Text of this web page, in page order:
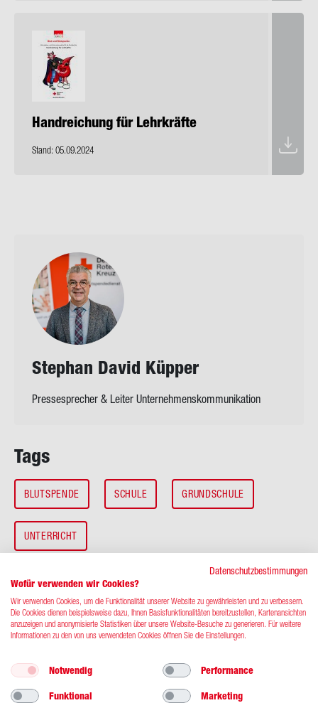
Hand­rei­chung für Lehr­kräf­te
Stand: 05.09.2024
Ste­phan David Küp­per
Pressesprecher & Leiter Unternehmenskommunikation
Tags
BLUTSPENDE SCHULE GRUNDSCHULE
UNTERRICHT
Impressum
Datenschutzbestimmungen
Wofür verwenden wir Cookies?
Wir verwenden Cookies, um die Funktionalität unserer Website zu gewährleisten und zu verbessern.
Die Cookies dienen beispielsweise dazu, Ihnen Basisfunktionalitäten bereitzustellen, Kartenansichten
anzuzeigen und anonymisierte Statistiken über unsere Website-Besuche zu generieren. Für weitere
Informationen zu den von uns verwendeten Cookies öffnen Sie die Einstellungen.
Notwendig Performance
Funktional Marketing